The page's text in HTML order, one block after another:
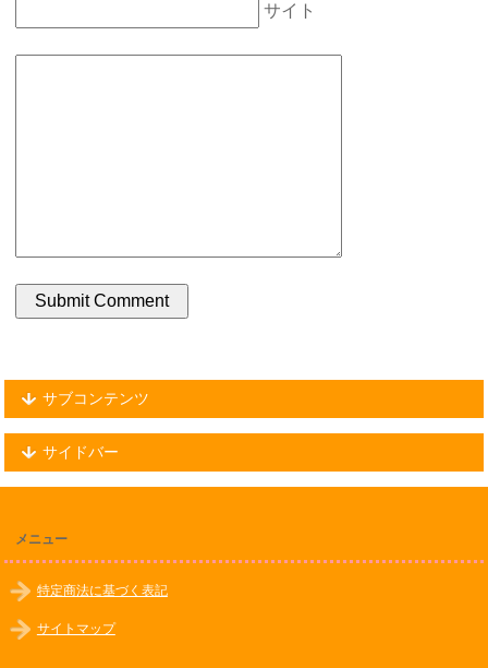
サイト
サブコンテンツ
サイドバー
メニュー
特定商法に基づく表記
サイトマップ